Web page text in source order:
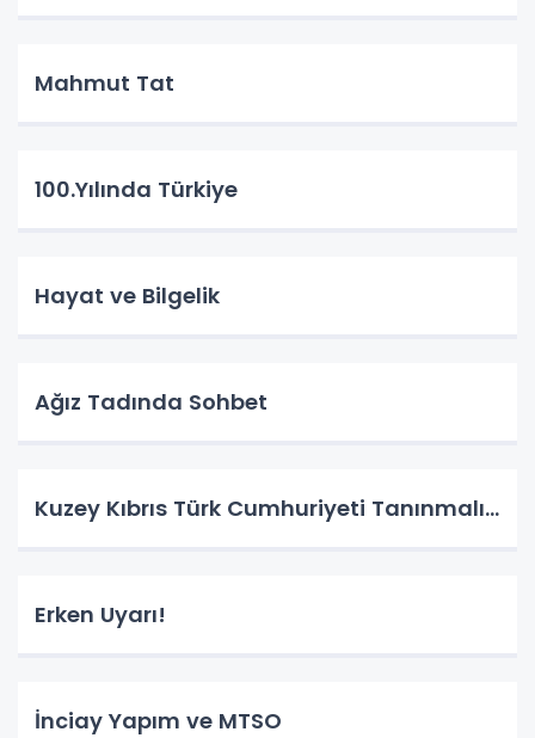
Mahmut Tat
100.Yılında Türkiye
Hayat ve Bilgelik
Ağız Tadında Sohbet
Kuzey Kıbrıs Türk Cumhuriyeti Tanınmalı…
Erken Uyarı!
İnciay Yapım ve MTSO